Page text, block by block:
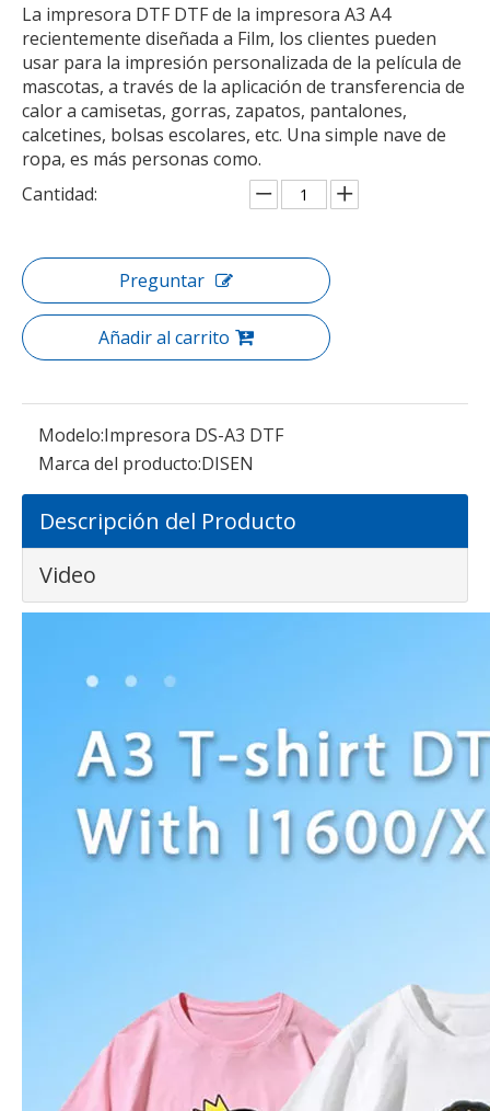
vídeo
DS-M701PW DTF INTERJET IMPRESOR
Impresora UV DTF de 60 cm con impresión de pegatinas de cristal I3200
La impresora DTF DTF de la impresora A3 A4
recientemente diseñada a Film, los clientes pueden
usar para la impresión personalizada de la película de
mascotas, a través de la aplicación de transferencia de
calor a camisetas, gorras, zapatos, pantalones,
calcetines, bolsas escolares, etc. Una simple nave de
ropa, es más personas como.
Cantidad:
Preguntar
Añadir al carrito
Modelo:Impresora DS-A3 DTF
Marca del producto:DISEN
Descripción del Producto
Video